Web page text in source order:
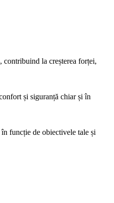
contribuind la creșterea forței,
și siguranță chiar și în
funcție de obiectivele tale și